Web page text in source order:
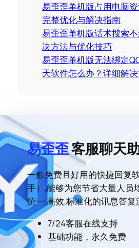
易歪歪单机版占用电脑
完整优化与解决指南
易歪歪单机版话术搜索
决方法与优化技巧
易歪歪单机版无法绑定
天软件怎么办？详细解
易歪歪客服聊天
一款免费且好用的快捷回复
手）,能够为您节省大量人员
统一,高效,标准化的讯息答复
7/24客服在线支持
基础功能，永久免费